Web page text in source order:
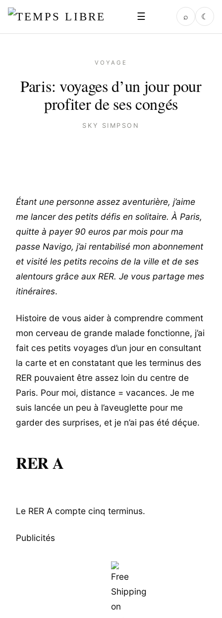
☰ ⌕ ☾
VOYAGE
Paris: voyages d’un jour pour
profiter de ses congés
SKY SIMPSON
Étant une personne assez aventurière, j’aime
me lancer des petits défis en solitaire. À Paris,
quitte à payer 90 euros par mois pour ma
passe Navigo, j’ai rentabilisé mon abonnement
et visité les petits recoins de la ville et de ses
alentours grâce aux RER. Je vous partage mes
itinéraires.
Histoire de vous aider à comprendre comment
mon cerveau de grande malade fonctionne, j’ai
fait ces petits voyages d’un jour en consultant
la carte et en constatant que les terminus des
RER pouvaient être assez loin du centre de
Paris. Pour moi, distance = vacances. Je me
suis lancée un peu à l’aveuglette pour me
garder des surprises, et je n’ai pas été déçue.
RER A
Le RER A compte cinq terminus.
Publicités